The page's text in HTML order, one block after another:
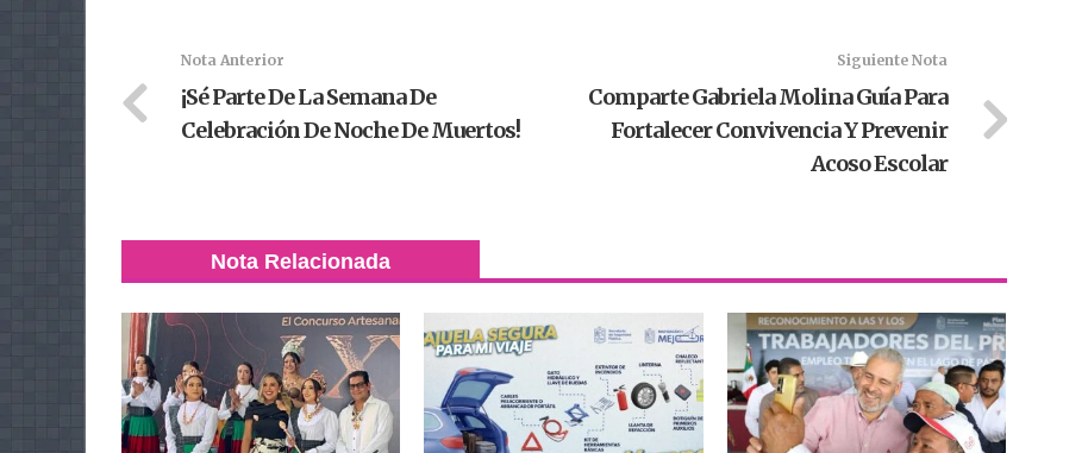
Nota Anterior
¡Sé Parte De La Semana De
Celebración De Noche De Muertos!
Siguiente Nota
Comparte Gabriela Molina Guía Para
Fortalecer Convivencia Y Prevenir
Acoso Escolar
Nota Relacionada